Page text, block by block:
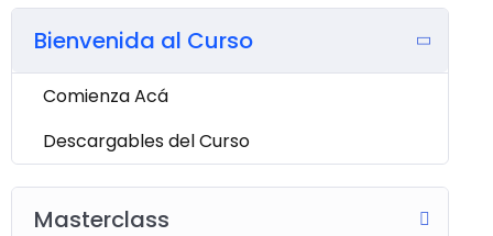
Bienvenida al Curso
Comienza Acá
Descargables del Curso
Masterclass